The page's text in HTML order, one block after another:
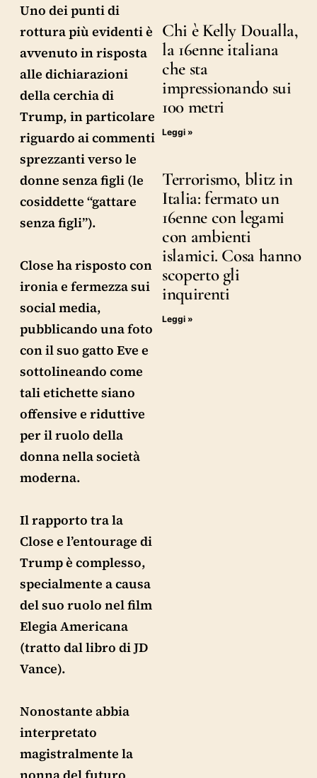
Uno dei punti di
rottura più evidenti è
avvenuto in risposta
alle dichiarazioni
della cerchia di
Trump, in particolare
riguardo ai commenti
sprezzanti verso le
donne senza figli (le
cosiddette “gattare
senza figli”).
Close ha risposto con
ironia e fermezza sui
social media,
pubblicando una foto
con il suo gatto Eve e
sottolineando come
tali etichette siano
offensive e riduttive
per il ruolo della
donna nella società
moderna.
Il rapporto tra la
Close e l’entourage di
Trump è complesso,
specialmente a causa
del suo ruolo nel film
Elegia Americana
(tratto dal libro di JD
Vance).
Nonostante abbia
interpretato
magistralmente la
Chi è Kelly Doualla,
la 16enne italiana
che sta
impressionando sui
100 metri
Leggi »
Terrorismo, blitz in
Italia: fermato un
16enne con legami
con ambienti
islamici. Cosa hanno
scoperto gli
inquirenti
Leggi »